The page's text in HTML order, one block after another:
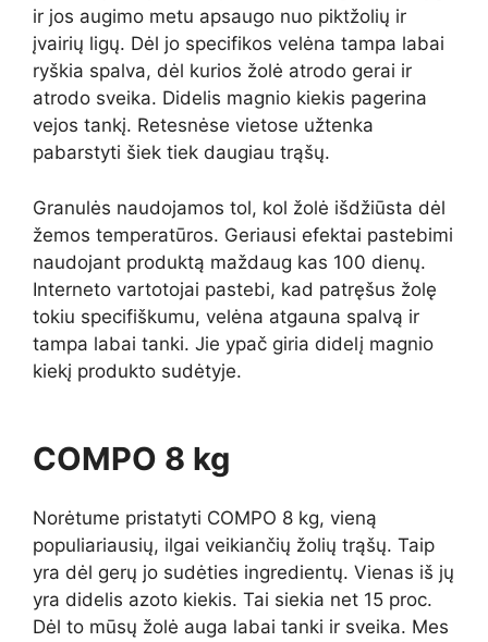
ir jos augimo metu apsaugo nuo piktžolių ir
įvairių ligų. Dėl jo specifikos velėna tampa labai
ryškia spalva, dėl kurios žolė atrodo gerai ir
atrodo sveika. Didelis magnio kiekis pagerina
vejos tankį. Retesnėse vietose užtenka
pabarstyti šiek tiek daugiau trąšų.
Granulės naudojamos tol, kol žolė išdžiūsta dėl
žemos temperatūros. Geriausi efektai pastebimi
naudojant produktą maždaug kas 100 dienų.
Interneto vartotojai pastebi, kad patręšus žolę
tokiu specifiškumu, velėna atgauna spalvą ir
tampa labai tanki. Jie ypač giria didelį magnio
kiekį produkto sudėtyje.
COMPO 8 kg
Norėtume pristatyti COMPO 8 kg, vieną
populiariausių, ilgai veikiančių žolių trąšų. Taip
yra dėl gerų jo sudėties ingredientų. Vienas iš jų
yra didelis azoto kiekis. Tai siekia net 15 proc.
Dėl to mūsų žolė auga labai tanki ir sveika. Mes